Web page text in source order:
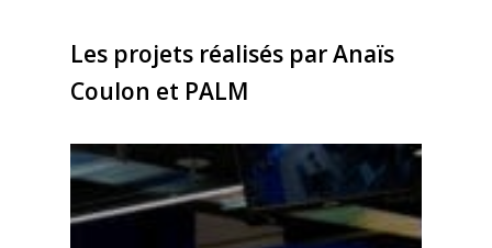
Les projets réalisés par Anaïs
Coulon et PALM